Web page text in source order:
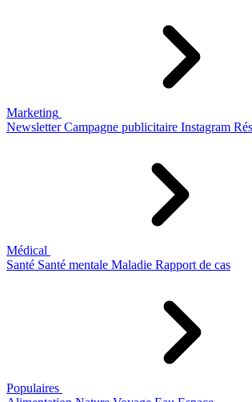
Marketing
Newsletter Campagne publicitaire Instagram
Médical
Santé Santé mentale Maladie Rapport de cas
Populaires